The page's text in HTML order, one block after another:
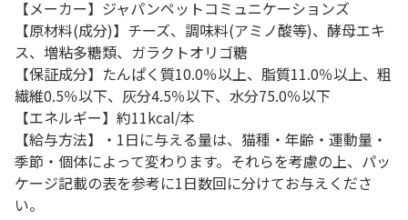
【メーカー】ジャパンペットコミュニケーションズ
【原材料(成分)】チーズ、調味料(アミノ酸等)、酵母エキ
ス、増粘多糖類、ガラクトオリゴ糖
【保証成分】たんぱく質10.0％以上、脂質11.0％以上、粗
繊維0.5％以下、灰分4.5％以下、水分75.0％以下
【エネルギー】約11kcal/本
【給与方法】・1日に与える量は、猫種・年齢・運動量・
季節・個体によって変わります。それらを考慮の上、パッ
ケージ記載の表を参考に1日数回に分けてお与えくださ
い。